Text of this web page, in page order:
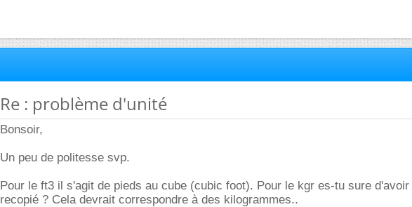
Re : problème d'unité
Bonsoir,
Un peu de politesse svp.
Pour le ft3 il s'agit de pieds au cube (cubic foot). Pour le kgr es-tu sure d'avoir
recopié ? Cela devrait correspondre à des kilogrammes..